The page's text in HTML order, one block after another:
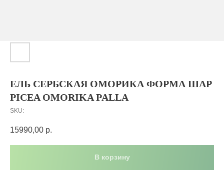
ЕЛЬ СЕРБСКАЯ ОМОРИКА ФОРМА ШАР
PICEA OMORIKA PALLA
SKU:
15990,00 р.
В корзину